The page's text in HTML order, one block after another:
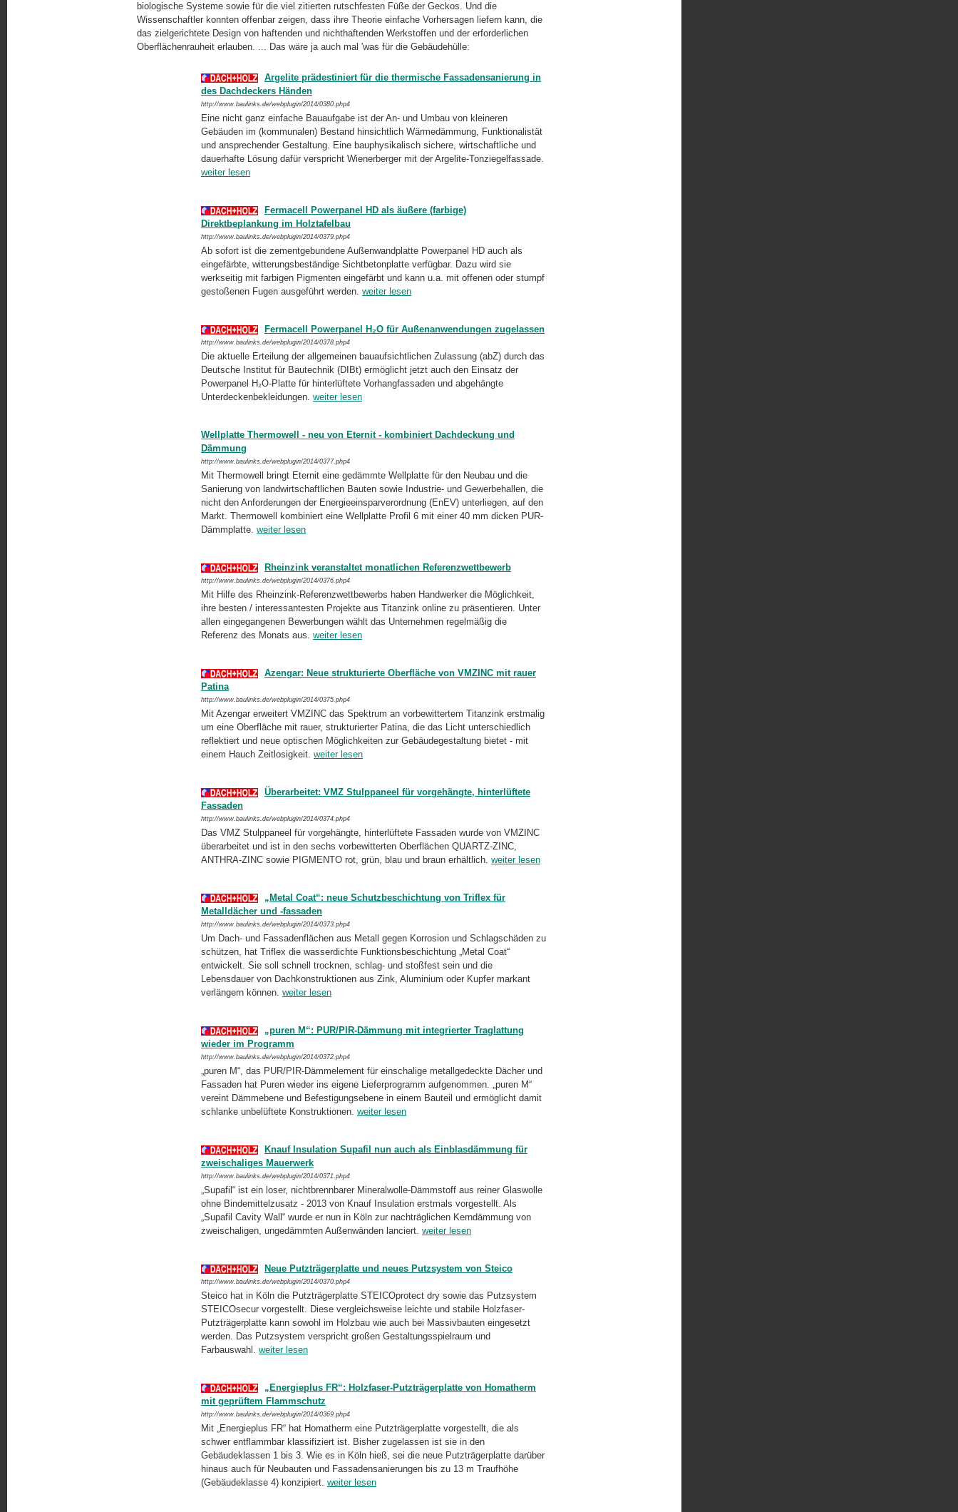
biologische Systeme sowie für die viel zitierten rutschfesten Füße der Geckos. Und die
Wissenschaftler konnten offenbar zeigen, dass ihre Theorie einfache Vorhersagen liefern kann, die
das zielgerichtete Design von haftenden und nichthaftenden Werkstoffen und der erforderlichen
Oberflächenrauheit erlauben. ... Das wäre ja auch mal 'was für die Gebäudehülle:
Argelite prädestiniert für die thermische Fassadensanierung in
des Dachdeckers Händen
http://www.baulinks.de/webplugin/2014/0380.php4
Eine nicht ganz einfache Bauaufgabe ist der An- und Umbau von kleine­ren
Gebäuden im (kommunalen) Bestand hinsichtlich Wärmedämmung, Funk­tionalistät
und ansprechender Gestaltung. Eine bauphysikalisch sichere, wirtschaftliche und
dauerhafte Lösung dafür verspricht Wie­ner­berger mit der Argelite-Tonziegelfassade.
weiter lesen
Fermacell Powerpanel HD als äußere (farbige)
Direktbeplankung im Holztafelbau
http://www.baulinks.de/webplugin/2014/0379.php4
Ab sofort ist die zementgebun­dene Außenwandplatte Powerpanel HD auch als
eingefärbte, witterungsbeständige Sichtbetonplatte verfügbar. Dazu wird sie
werkseitig mit farbigen Pigmenten eingefärbt und kann u.a. mit offenen oder stumpf
gestoßenen Fugen ausgeführt wer­den. weiter lesen
Fermacell Powerpanel H₂O für Außenanwendungen zugelassen
http://www.baulinks.de/webplugin/2014/0378.php4
Die aktuelle Erteilung der allgemeinen bauaufsichtli­chen Zulassung (abZ) durch das
Deutsche Institut für Bautechnik (DIBt) ermöglicht jetzt auch den Einsatz der
Powerpanel H₂O-Platte für hinterlüftete Vorhangfassaden und abgehängte
Unterdeckenbekleidungen. weiter lesen
Wellplatte Thermowell - neu von Eternit - kombiniert Dachdeckung und
Dämmung
http://www.baulinks.de/webplugin/2014/0377.php4
Mit Thermowell bringt Eternit eine gedämmte Wellplatte für den Neubau und die
Sanierung von landwirtschaftlichen Bauten sowie Industrie- und Gewerbehallen, die
nicht den Anforderungen der Energieeinsparveror­dnung (EnEV) unterliegen, auf den
Markt. Thermowell kombiniert eine Wellplatte Profil 6 mit einer 40 mm dicken PUR-
Dämmplatte. weiter lesen
Rheinzink veranstaltet monatlichen Referenzwettbewerb
http://www.baulinks.de/webplugin/2014/0376.php4
Mit Hilfe des Rheinzink-Referenzwettbewerbs haben Handwerker die Mög­lichkeit,
ihre besten / interessantesten Projekte aus Titanzink on­line zu präsentieren. Unter
allen eingegangenen Bewerbungen wählt das Unter­nehmen regelmäßig die
Referenz des Monats aus. weiter lesen
Azengar: Neue strukturierte Oberfläche von VMZINC mit rauer
Patina
http://www.baulinks.de/webplugin/2014/0375.php4
Mit Azengar erweitert VMZINC das Spektrum an vorbewittertem Titan­zink erstmalig
um eine Oberfläche mit rauer, strukturierter Patina, die das Licht unterschiedlich
reflektiert und neue optischen Möglichkeiten zur Gebäude­gestaltung bietet - mit
einem Hauch Zeitlosigkeit. weiter lesen
Überarbeitet: VMZ Stulppaneel für vorgehängte, hinterlüftete
Fassaden
http://www.baulinks.de/webplugin/2014/0374.php4
Das VMZ Stulppaneel für vorgehängte, hinterlüftete Fassaden wurde von VMZINC
überarbeitet und ist in den sechs vorbewitterten Ober­flächen QUARTZ-ZINC,
ANTHRA-ZINC sowie PIGMENTO rot, grün, blau und braun erhältlich. weiter lesen
„Metal Coat“: neue Schutzbeschichtung von Triflex für
Metalldächer und -fassaden
http://www.baulinks.de/webplugin/2014/0373.php4
Um Dach- und Fassadenflä­chen aus Metall gegen Korrosion und Schlag­schäden zu
schützen, hat Triflex die wasserdichte Funktionsbeschich­tung „Metal Coat“
entwickelt. Sie soll schnell trocknen, schlag- und stoßfest sein und die
Lebensdauer von Dachkonstruktionen aus Zink, Aluminium oder Kupfer markant
verlängern können. weiter lesen
„puren M“: PUR/PIR-Dämmung mit integrierter Traglattung
wieder im Programm
http://www.baulinks.de/webplugin/2014/0372.php4
„puren M“, das PUR/PIR-Dämmelement für einschalige metallgedeckte Dä­cher und
Fassaden hat Puren wieder ins eigene Lieferprogramm auf­genom­men. „puren M“
vereint Dämmebene und Befestigungsebene in einem Bau­teil und ermöglicht damit
schlanke unbelüftete Konstruktio­nen. weiter lesen
Knauf Insulation Supafil nun auch als Einblasdämmung für
zweischaliges Mauerwerk
http://www.baulinks.de/webplugin/2014/0371.php4
„Supafil“ ist ein loser, nichtbrennbarer Mineralwolle-Dämmstoff aus rei­ner Glaswolle
ohne Bindemittelzusatz - 2013 von Knauf Insulation erst­mals vorgestellt. Als
„Supafil Cavity Wall“ wurde er nun in Köln zur nach­träg­lichen Kerndämmung von
zweischaligen, ungedämmten Außen­wänden lanciert. weiter lesen
Neue Putzträgerplatte und neues Putzsystem von Steico
http://www.baulinks.de/webplugin/2014/0370.php4
Steico hat in Köln die Putzträgerplatte STEICOprotect dry sowie das Putz­system
STEICOsecur vorgestellt. Diese vergleichsweise leichte und stabile Holzfaser-
Putzträgerplatte kann sowohl im Holzbau wie auch bei Massiv­bauten eingesetzt
werden. Das Putzsystem verspricht großen Gestal­tungsspielraum und
Farbauswahl. weiter lesen
„Energieplus FR“: Holzfaser-Putzträgerplatte von Homatherm
mit geprüftem Flammschutz
http://www.baulinks.de/webplugin/2014/0369.php4
Mit „Energieplus FR“ hat Homatherm eine Putzträgerplatte vorgestellt, die als
schwer entflammbar klassifiziert ist. Bisher zugelassen ist sie in den
Gebäudeklassen 1 bis 3. Wie es in Köln hieß, sei die neue Putzträ­gerplatte darüber
hinaus auch für Neubauten und Fassadensanierungen bis zu 13 m Traufhöhe
(Gebäudeklasse 4) konzipiert. weiter lesen